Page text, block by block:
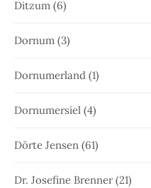
Ditzum (6)
Dornum (3)
Dornumerland (1)
Dornumersiel (4)
Dörte Jensen (61)
Dr. Josefine Brenner(21)